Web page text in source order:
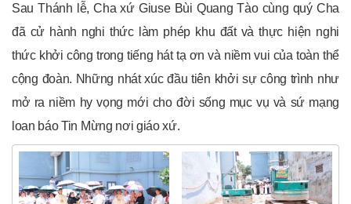
Sau Thánh lễ, Cha xứ Giuse Bùi Quang Tào cùng quý Cha
đã cử hành nghi thức làm phép khu đất và thực hiện nghi
thức khởi công trong tiếng hát tạ ơn và niềm vui của toàn thể
cộng đoàn. Những nhát xúc đầu tiên khởi sự công trình như
mở ra niềm hy vọng mới cho đời sống mục vụ và sứ mạng
loan báo Tin Mừng nơi giáo xứ.